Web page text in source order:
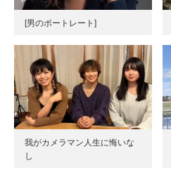
[男のポートレート]
我がカメラマン人生に悔いな
し